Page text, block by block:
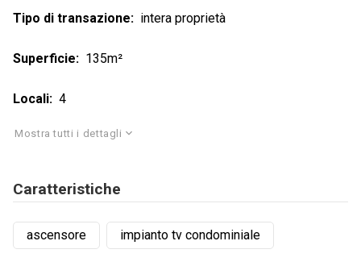
Tipo di transazione intera proprietà
Superficie 135m²
Locali 4
Mostra tutti i dettagli
Caratteristiche
ascensore impianto tv condominiale